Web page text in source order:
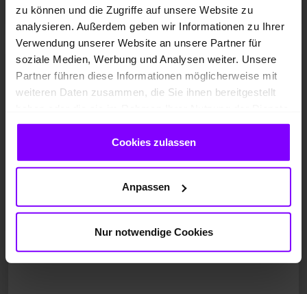
zu können und die Zugriffe auf unsere Website zu
analysieren. Außerdem geben wir Informationen zu Ihrer
Verwendung unserer Website an unsere Partner für
soziale Medien, Werbung und Analysen weiter. Unsere
Partner führen diese Informationen möglicherweise mit
weiteren Daten zusammen, die Sie ihnen bereitgestellt
gesammelt haben.
Cookies zulassen
Anpassen
Nur notwendige Cookies
Fahrzeugangebot der Hülpert VZ GmbH
Volkswagen T7 Transporter
T7 Transporter 2.0 KASTEN KR AHK KLIMA CAM LED